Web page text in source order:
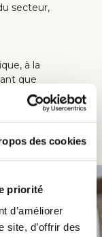
des cookies
priorité
d’améliorer
site, d’offrir des
secteur,
à la
que
gamme, sociétés
travail
vers des postes